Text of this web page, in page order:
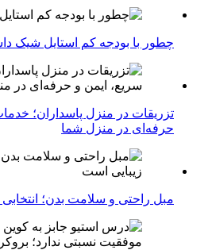
چطور با بودجه کم استایل شیک
تزریقات در منزل پاسداران؛
حرفه‌ای در منزل شما
مبل راحتی و سلامت بدن؛ انتخابی